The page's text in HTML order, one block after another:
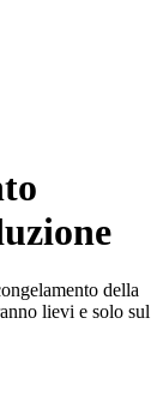
della
lievi e solo sul